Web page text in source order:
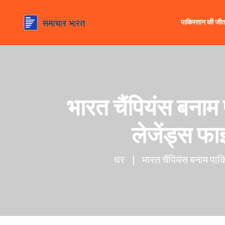
पाकिस्तान की जीत
भारत चैंपियंस
लेजेंड्स
घर भारत चैंपियंस बनाम